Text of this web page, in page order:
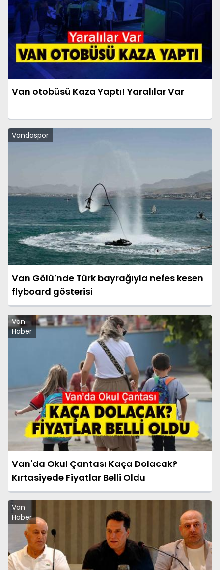
Van otobüsü Kaza Yaptı! Yaralılar Var
Vandaspor
Van Gölü’nde Türk bayrağıyla nefes kesen
flyboard gösterisi
Van
Haber
Van'da Okul Çantası Kaça Dolacak?
Kırtasiyede Fiyatlar Belli Oldu
Van
Haber